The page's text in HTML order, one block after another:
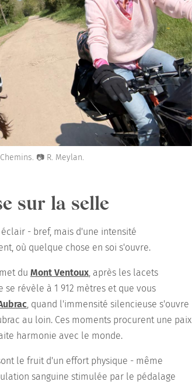
📷 R. Meylan.
sur la selle
- bref, mais d'une intensité
où quelque chose en soi s'ouvre.
du Mont Ventoux , après les lacets
révèle à 1 912 mètres et que vous
, quand l'immensité silencieuse s'ouvre
au loin. Ces moments procurent une paix
harmonie avec le monde.
le fruit d'un effort physique - même
sanguine stimulée par le pédalage